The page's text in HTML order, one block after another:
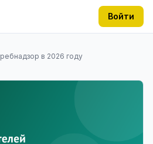
Войти
в 2026 году